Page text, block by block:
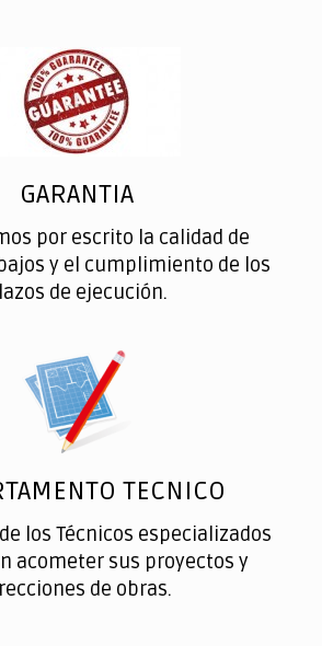
GARANTIA
por escrito la calidad de
y el cumplimiento de los
de ejecución.
TECNICO
los Técnicos especializados
acometer sus proyectos y
de obras.